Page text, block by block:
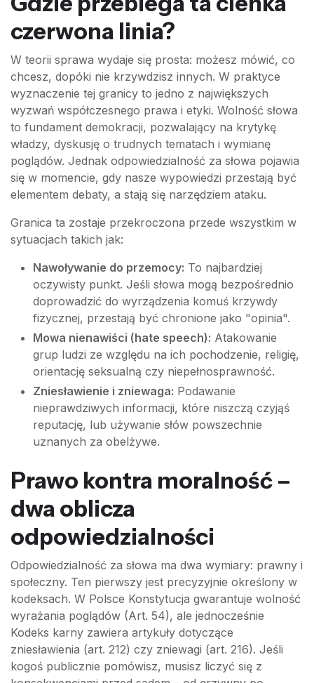
czerwona linia?
W teorii sprawa wydaje się prosta: możesz mówić, co
chcesz, dopóki nie krzywdzisz innych. W praktyce
wyznaczenie tej granicy to jedno z największych
wyzwań współczesnego prawa i etyki. Wolność słowa
to fundament demokracji, pozwalający na krytykę
władzy, dyskusję o trudnych tematach i wymianę
poglądów. Jednak odpowiedzialność za słowa pojawia
się w momencie, gdy nasze wypowiedzi przestają być
elementem debaty, a stają się narzędziem ataku.
Granica ta zostaje przekroczona przede wszystkim w
sytuacjach takich jak:
Nawoływanie do przemocy: To najbardziej
oczywisty punkt. Jeśli słowa mogą bezpośrednio
doprowadzić do wyrządzenia komuś krzywdy
fizycznej, przestają być chronione jako "opinia".
Mowa nienawiści (hate speech): Atakowanie
grup ludzi ze względu na ich pochodzenie, religię,
orientację seksualną czy niepełnosprawność.
Zniesławienie i zniewaga: Podawanie
nieprawdziwych informacji, które niszczą czyjąś
reputację, lub używanie słów powszechnie
uznanych za obelżywe.
Prawo kontra moralność –
dwa oblicza
odpowiedzialności
Odpowiedzialność za słowa ma dwa wymiary: prawny i
społeczny. Ten pierwszy jest precyzyjnie określony w
kodeksach. W Polsce Konstytucja gwarantuje wolność
wyrażania poglądów (Art. 54), ale jednocześnie
Kodeks karny zawiera artykuły dotyczące
zniesławienia (art. 212) czy zniewagi (art. 216). Jeśli
kogoś publicznie pomówisz, musisz liczyć się z